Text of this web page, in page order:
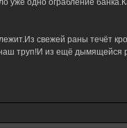
одно ограбление
свежей раны течёт
труп!И из ещё дымящейся